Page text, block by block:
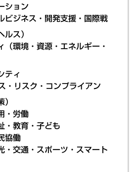
ション
ビジネス・開発支援・国際戦
ス）
（環境・資源・エネルギー・
ティ
・リスク・コンプライアン
・労働
・教育・子ども
協働
・交通・スポーツ・スマート